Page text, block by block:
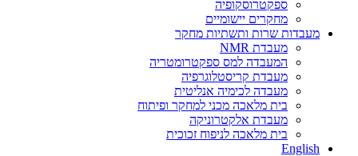
ספקטרוסקופיה
מחקרים יישומיים
מעבדות שרות ותשתיות מחקר
מעבדת NMR
המעבדה למס ספקטרומטריה
מעבדת קריסטלוגרפיה
מעבדה לכימיה אנליטית
בית מלאכה מכני למחקר ופיתוח
מעבדת אלקטרוניקה
בית מלאכה לניפוח זכוכית
English